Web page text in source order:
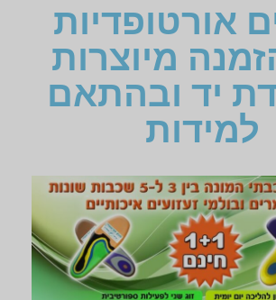
אורטופדיות
מיוצרות
יד ובהתאם
למידות